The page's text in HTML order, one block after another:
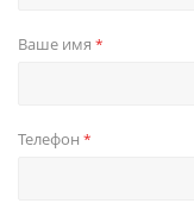
Ваше имя *
Телефон *